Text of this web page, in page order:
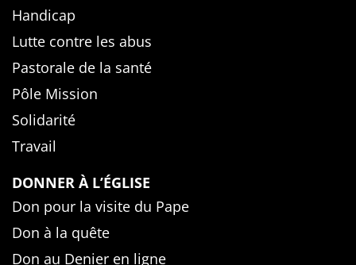
Handicap
Lutte contre les abus
Pastorale de la santé
Pôle Mission
Solidarité
Travail
DONNER À L’ÉGLISE
Don pour la visite du Pape
Don à la quête
Don au Denier en ligne